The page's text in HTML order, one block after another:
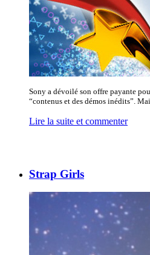
Sony a dévoilé son offre payante
“contenus et des démos inédits”.
Lire la suite et commenter
Strap Girls